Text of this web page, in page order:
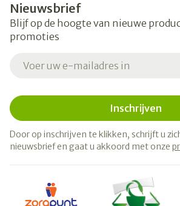
Nieuwsbrief
Blijf op de hoogte van nieuwe
promoties
Inschrijven
Door op inschrijven te klikken, schrijft u
nieuwsbrief en gaat u akkoord met onze